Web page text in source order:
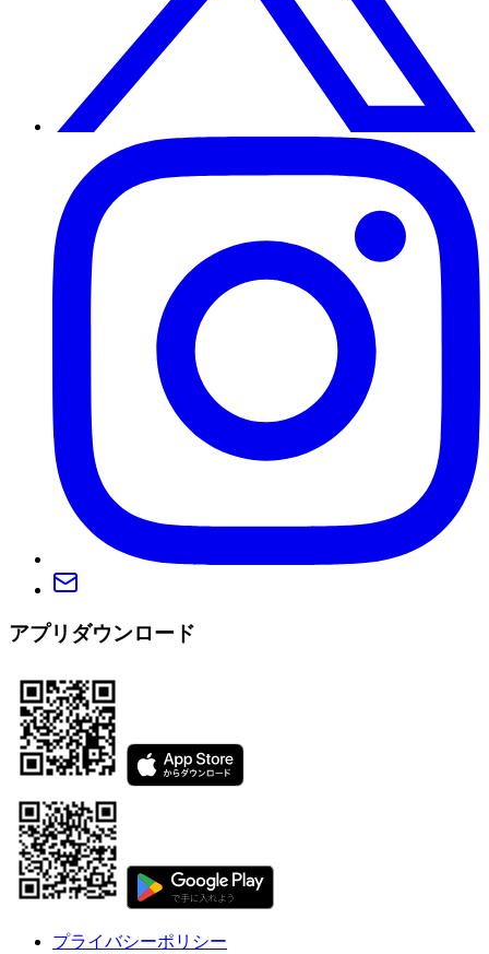
アプリダウンロード
プライバシーポリシー